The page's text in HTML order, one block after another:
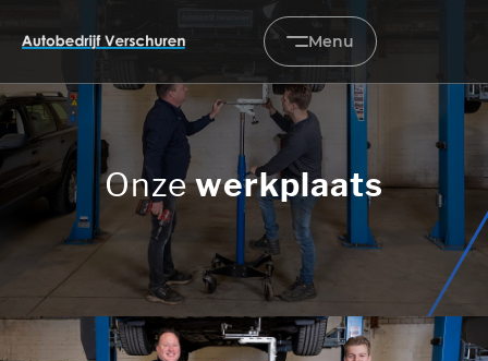
Menu
Home
Occasions
Diensten
Onderhoud & service
Verkocht
Onzewerkplaats